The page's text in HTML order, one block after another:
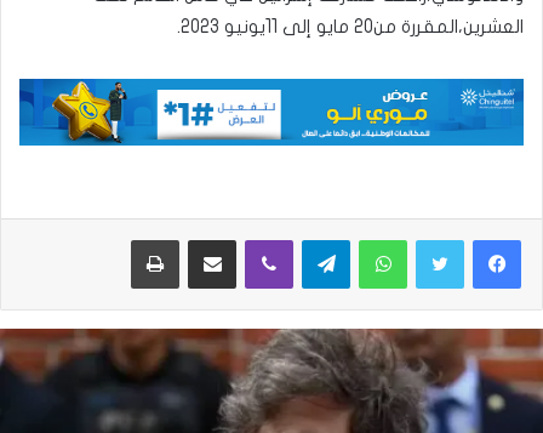
العشرين،المقررة من20 مايو إلى 11يونيو 2023.
واتساب تيلقرام ڤايبر مشاركة عبر البريد طباعة